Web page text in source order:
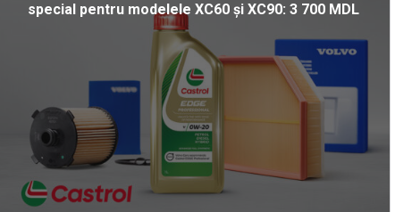
special pentru modelele XC60 și XC90: 3 700 MDL